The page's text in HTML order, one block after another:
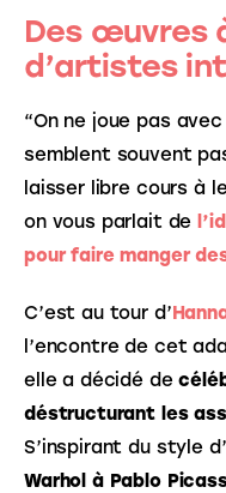
Des œuvres
d’artistes
“On ne joue pas
semblent souvent
laisser libre cours à
on vous parlait de
pour faire manger
C’est au tour d’
l’encontre de cet
elle a décidé de
déstructurant les
S’inspirant du style
Warhol à Pablo